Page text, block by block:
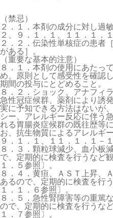
（禁忌）
２．１．本剤の成分に対し過
２、９．１．１、１１．１．
２．２．伝染性単核症の患者
がある］。
（重要な基本的注意）
８．１．本剤の使用にあたっ
め、原則として感受性を確認
期間の投与にとどめること。
８．２．ショック、アナフィ
急性冠症候群、薬剤により誘
実に予知できる方法はないが
シー、アレルギー反応に伴う
れる胃腸炎症候群の既往歴等
お、抗生物質によるアレルギ
９．１．１、１１．１．１－
８．３．顆粒球減少、血小板
で、定期的に検査を行うなど
１．５参照〕。
８．４．黄疸、ＡＳＴ上昇、
あるので、定期的に検査を行
１．１．６参照〕。
８．５．急性腎障害等の重篤
ので、定期的に検査を行うな
１．７参照〕。